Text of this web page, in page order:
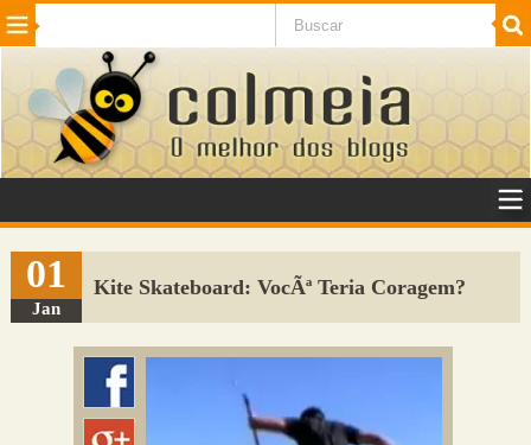
Beleza Cinema e TV
Internet Jogos NotÃ­cias SaÃºde
VeÃ­culos Adulto
Sugerir Link
Adicionar Blog
Colmeia Exchange
01
Jan
Kite Skateboard: VocÃª Teria Coragem?